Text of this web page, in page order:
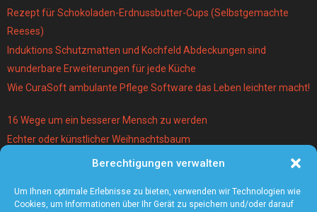
Berechtigungen verwalten
Um Ihnen optimale Erlebnisse zu bieten, verwenden wir Technologien wie
Cookies, um Informationen über Ihr Gerät zu speichern und/oder darauf
Rezept für Schokoladen-Erdnussbutter-Cups (Selbstgemachte
Reeses)
Induktions Schutzmatten und Kochfeld Abdeckungen sind
wunderbare Erweiterungen für jede Küche
Wie CuraSoft ambulante Pflege Software das Leben leichter macht!
16 Wege um ein besserer Mensch zu werden
Echter oder künstlicher Weihnachtsbaum
Warum lohnt es sich einen Magier und Mentalist zu buchen?
Die 5 angesagtesten Schmuck-Trends 2021